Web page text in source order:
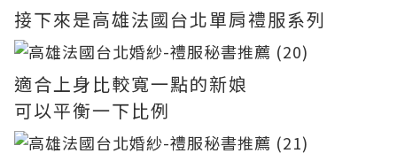
接下來是高雄法國台北單肩禮服系列
適合上身比較寬一點的新娘
可以平衡一下比例